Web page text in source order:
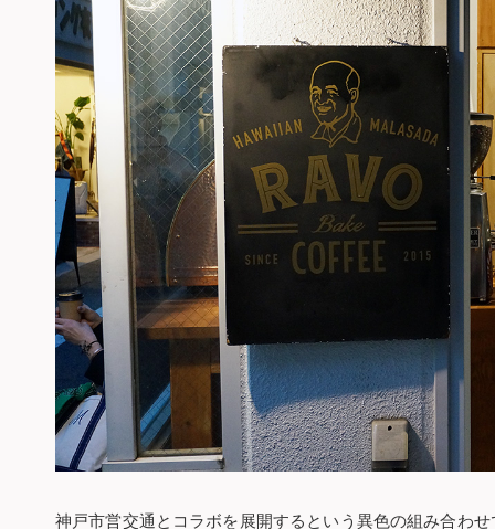
神戸市営交通とコラボを展開するという異色の組み合わ